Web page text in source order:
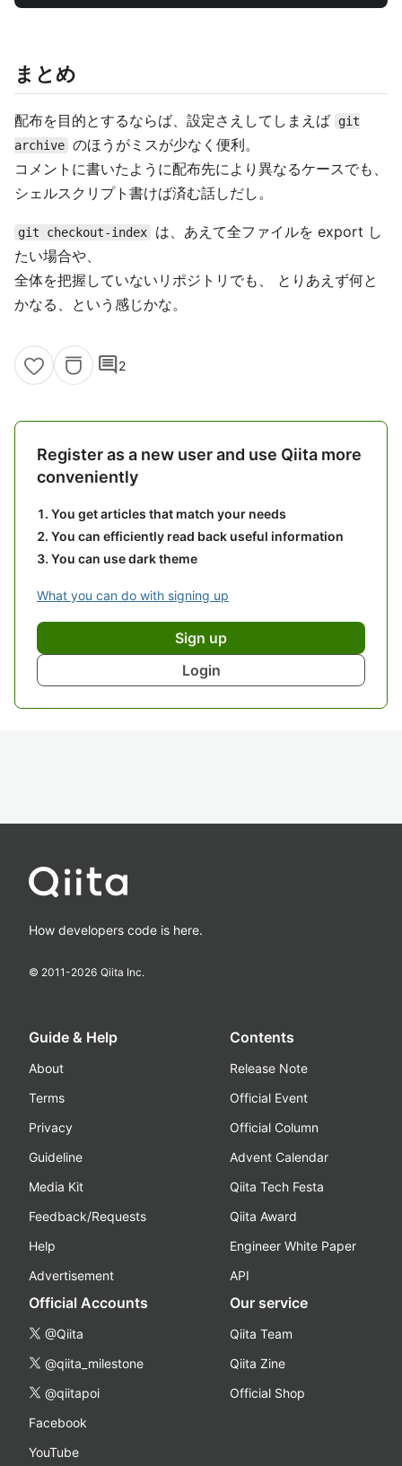
まとめ
配布を目的とするならば、設定さえしてしまえば
git
archive のほうがミスが少なく便利。
コメントに書いたように配布先により異なるケースでも、
シェルスクリプト書けば済む話しだし。
git checkout-index
は、あえて全ファイルを export し
たい場合や、
全体を把握していないリポジトリでも、 とりあえず何と
かなる、という感じかな。
comment2
Register as a new user and use Qiita more
conveniently
You get articles that match your needs
You can efficiently read back useful information
You can use dark theme
What you can do with signing up
Sign up
Login
How developers code is here.
© 2011-2026 Qiita Inc.
Guide & Help
About
Terms
Privacy
Guideline
Media Kit
Feedback/Requests
Help
Advertisement
Contents
Release Note
Official Event
Official Column
Advent Calendar
Qiita Tech Festa
Qiita Award
Engineer White Paper
API
Official Accounts
@Qiita
@qiita_milestone
@qiitapoi
Facebook
YouTube
Our service
Qiita Team
Qiita Zine
Official Shop